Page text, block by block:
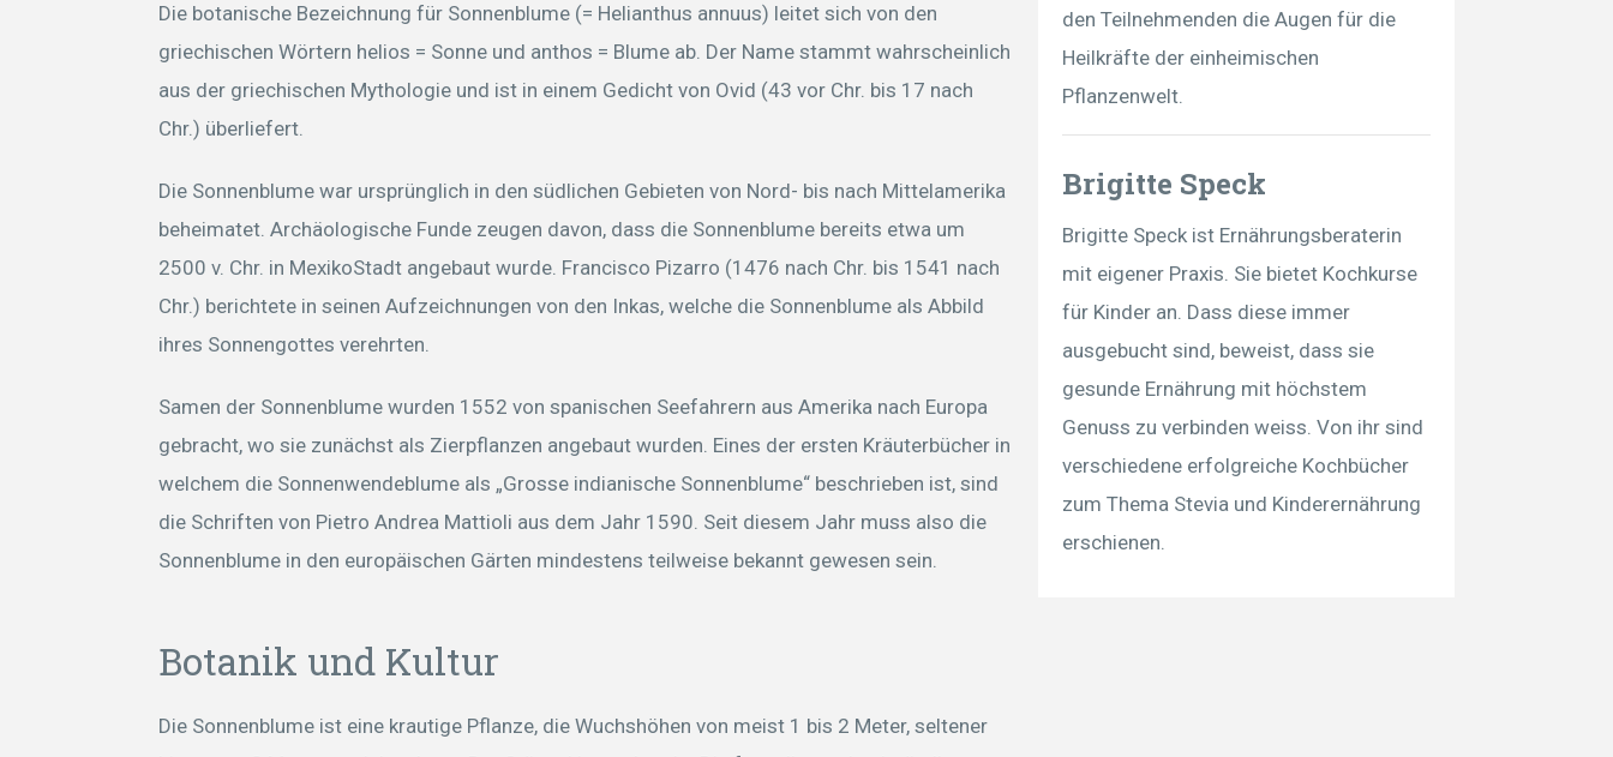
Die botanische Bezeichnung für Sonnenblume (= Helianthus annuus) leitet sich von den
griechischen Wörtern helios = Sonne und anthos = Blume ab. Der Name stammt wahrscheinlich
aus der griechischen Mythologie und ist in einem Gedicht von Ovid (43 vor Chr. bis 17 nach
Chr.) überliefert.
Die Sonnenblume war ursprünglich in den südlichen Gebieten von Nord- bis nach Mittelamerika
beheimatet. Archäologische Funde zeugen davon, dass die Sonnenblume bereits etwa um
2500 v. Chr. in MexikoStadt angebaut wurde. Francisco Pizarro (1476 nach Chr. bis 1541 nach
Chr.) berichtete in seinen Aufzeichnungen von den Inkas, welche die Sonnenblume als Abbild
ihres Sonnengottes verehrten.
Samen der Sonnenblume wurden 1552 von spanischen Seefahrern aus Amerika nach Europa
gebracht, wo sie zunächst als Zierpflanzen angebaut wurden. Eines der ersten Kräuterbücher in
welchem die Sonnenwendeblume als „Grosse indianische Sonnenblume“ beschrieben ist, sind
die Schriften von Pietro Andrea Mattioli aus dem Jahr 1590. Seit diesem Jahr muss also die
Sonnenblume in den europäischen Gärten mindestens teilweise bekannt gewesen sein.
Botanik und Kultur
Die Sonnenblume ist eine krautige Pflanze, die Wuchshöhen von meist 1 bis 2 Meter, seltener
den Teilnehmenden die Augen für die
Heilkräfte der einheimischen
Pflanzenwelt.
Brigitte Speck
Brigitte Speck ist Ernährungsberaterin
mit eigener Praxis. Sie bietet Kochkurse
für Kinder an. Dass diese immer
ausgebucht sind, beweist, dass sie
gesunde Ernährung mit höchstem
Genuss zu verbinden weiss. Von ihr sind
verschiedene erfolgreiche Kochbücher
zum Thema Stevia und Kinderernährung
erschienen.